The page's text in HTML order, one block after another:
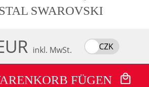
SWAROVSKI
inkl. MwSt. CZK
FÜGEN